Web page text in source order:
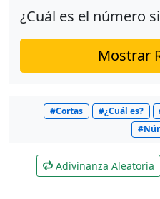
¿Cuál es el número
Mostrar
#Cortas #¿Cuál es?
Adivinanza Aleatoria